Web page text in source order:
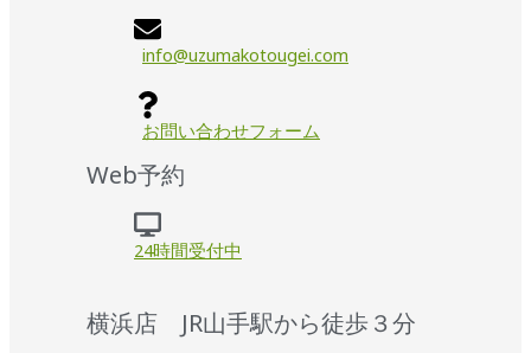
info@uzumakotougei.com
お問い合わせフォーム
Web予約
24時間受付中
横浜店 JR山手駅から徒歩３分